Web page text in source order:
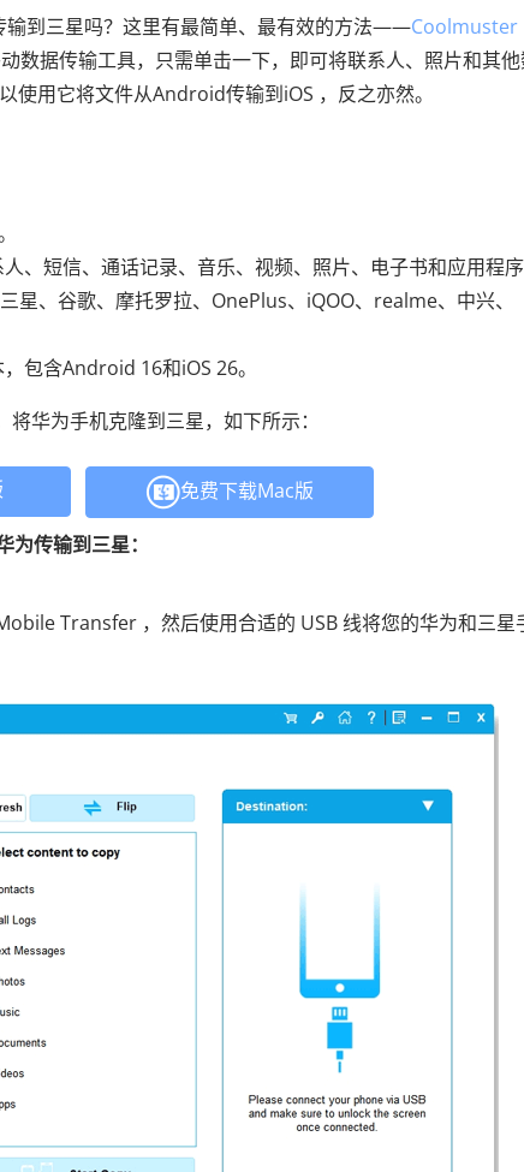
输到三星吗？这里有最简单、最有效的方法——Coolmuster
数据传输工具，只需单击一下，即可将联系人、照片和其
使用它将文件从Android传输到iOS ，反之亦然。
人、短信、通话记录、音乐、视频、照片、电子书和应用程
、谷歌、摩托罗拉、OnePlus、iQOO、realme、中兴、
包含Android 16和iOS 26。
华为手机克隆到三星，如下所示：
免费下载Mac版
传输到三星：
Transfer ，然后使用合适的 USB 线将您的华为和三星